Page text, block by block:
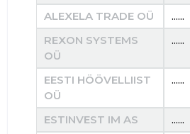
ALEXELA TRADE OÜ ......
REXON SYSTEMS
OÜ
......
EESTI HÖÖVELLIIST
OÜ
......
ESTINVEST IM AS ......